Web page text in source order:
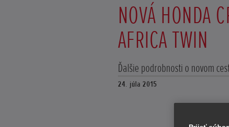
NOVÁ HONDA
AFRICA TWIN
Ďalšie podrobnosti o novom
24. júla 2015